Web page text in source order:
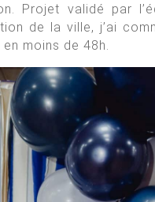
Projet validé par
de la ville, j’ai
moins de 48h.